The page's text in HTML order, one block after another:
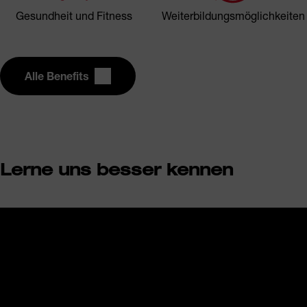
Gesundheit und Fitness Weiterbildungsmöglichkeiten
Alle Benefits
Lerne uns besser kennen